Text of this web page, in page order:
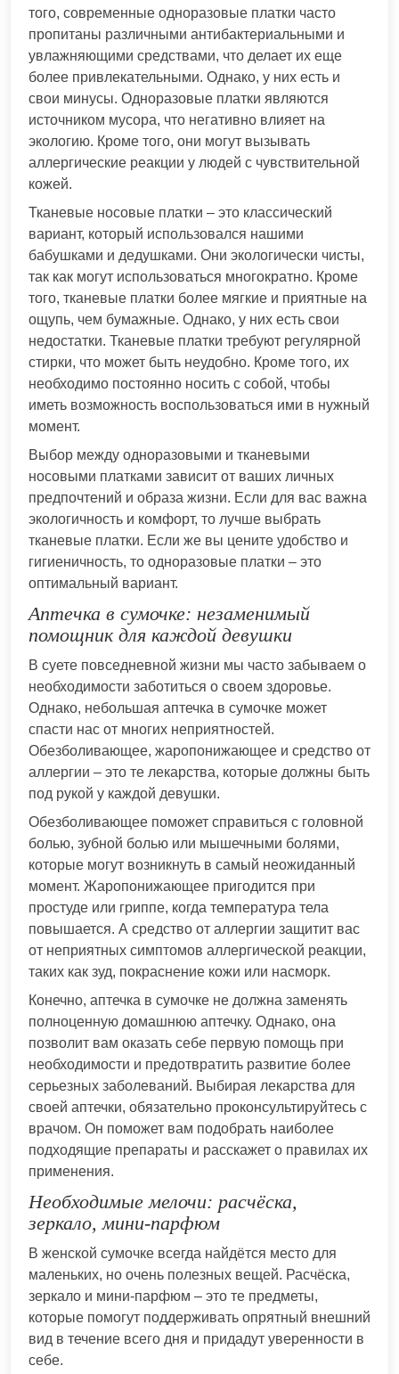
того, современные одноразовые платки часто
пропитаны различными антибактериальными и
увлажняющими средствами, что делает их еще
более привлекательными. Однако, у них есть и
свои минусы. Одноразовые платки являются
источником мусора, что негативно влияет на
экологию. Кроме того, они могут вызывать
аллергические реакции у людей с чувствительной
кожей.
Тканевые носовые платки – это классический
вариант, который использовался нашими
бабушками и дедушками. Они экологически чисты,
так как могут использоваться многократно. Кроме
того, тканевые платки более мягкие и приятные на
ощупь, чем бумажные. Однако, у них есть свои
недостатки. Тканевые платки требуют регулярной
стирки, что может быть неудобно. Кроме того, их
необходимо постоянно носить с собой, чтобы
иметь возможность воспользоваться ими в нужный
момент.
Выбор между одноразовыми и тканевыми
носовыми платками зависит от ваших личных
предпочтений и образа жизни. Если для вас важна
экологичность и комфорт, то лучше выбрать
тканевые платки. Если же вы цените удобство и
гигиеничность, то одноразовые платки – это
оптимальный вариант.
Аптечка в сумочке: незаменимый
помощник для каждой девушки
В суете повседневной жизни мы часто забываем о
необходимости заботиться о своем здоровье.
Однако, небольшая аптечка в сумочке может
спасти нас от многих неприятностей.
Обезболивающее, жаропонижающее и средство от
аллергии – это те лекарства, которые должны быть
под рукой у каждой девушки.
Обезболивающее поможет справиться с головной
болью, зубной болью или мышечными болями,
которые могут возникнуть в самый неожиданный
момент. Жаропонижающее пригодится при
простуде или гриппе, когда температура тела
повышается. А средство от аллергии защитит вас
от неприятных симптомов аллергической реакции,
таких как зуд, покраснение кожи или насморк.
Конечно, аптечка в сумочке не должна заменять
полноценную домашнюю аптечку. Однако, она
позволит вам оказать себе первую помощь при
необходимости и предотвратить развитие более
серьезных заболеваний. Выбирая лекарства для
своей аптечки, обязательно проконсультируйтесь с
врачом. Он поможет вам подобрать наиболее
подходящие препараты и расскажет о правилах их
применения.
Необходимые мелочи: расчёска,
зеркало, мини-парфюм
В женской сумочке всегда найдётся место для
маленьких, но очень полезных вещей. Расчёска,
зеркало и мини-парфюм – это те предметы,
которые помогут поддерживать опрятный внешний
вид в течение всего дня и придадут уверенности в
себе.